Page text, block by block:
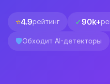
⭐4.9рейтинг ✓90k+
🛡️Обходит AI-детекторы